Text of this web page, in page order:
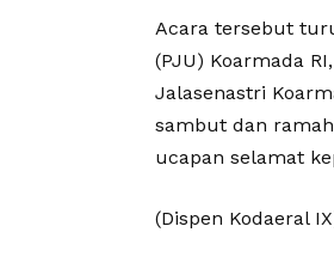
Acara tersebut
(PJU) Koarmada
Jalasenastri
sambut dan
ucapan selamat
(Dispen Kodaeral